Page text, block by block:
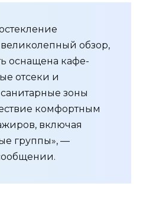
обзор,
оснащена кафе-
отсеки и
зоны
комфортным
включая
группы», —